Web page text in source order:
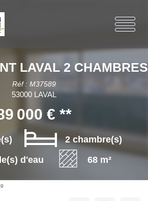
LAVAL 2 CHAMBRES
Réf : M37589
53000 LAVAL
000 € **
2 chambre(s)
d'eau
68 m²